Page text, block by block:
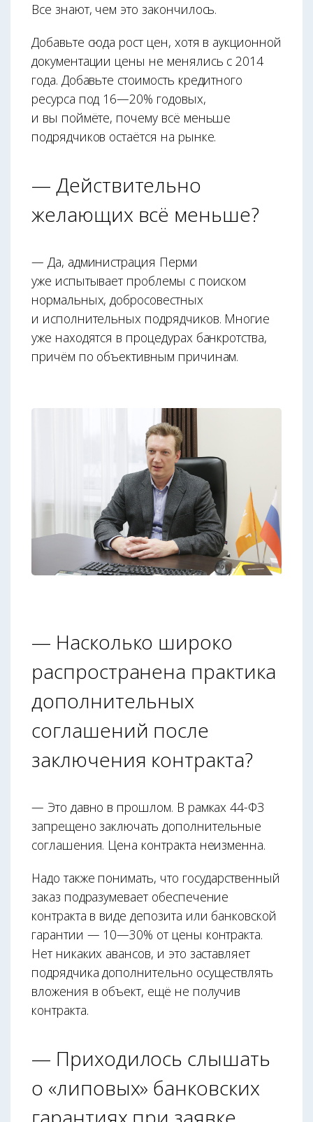
Все знают, чем это закончилось.
Добавьте сюда рост цен, хотя в аукционной
документации цены не менялись с 2014
года. Добавьте стоимость кредитного
ресурса под 16—20% годовых,
и вы поймёте, почему всё меньше
подрядчиков остаётся на рынке.
— Действительно
желающих всё меньше?
— Да, администрация Перми
уже испытывает проблемы с поиском
нормальных, добросовестных
и исполнительных подрядчиков. Многие
уже находятся в процедурах банкротства,
причём по объективным причинам.
— Насколько широко
распространена практика
дополнительных
соглашений после
заключения контракта?
— Это давно в прошлом. В рамках 44-ФЗ
запрещено заключать дополнительные
соглашения. Цена контракта неизменна.
Надо также понимать, что государственный
заказ подразумевает обеспечение
контракта в виде депозита или банковской
гарантии — 10—30% от цены контракта.
Нет никаких авансов, и это заставляет
подрядчика дополнительно осуществлять
вложения в объект, ещё не получив
контракта.
— Приходилось слышать
о «липовых» банковских